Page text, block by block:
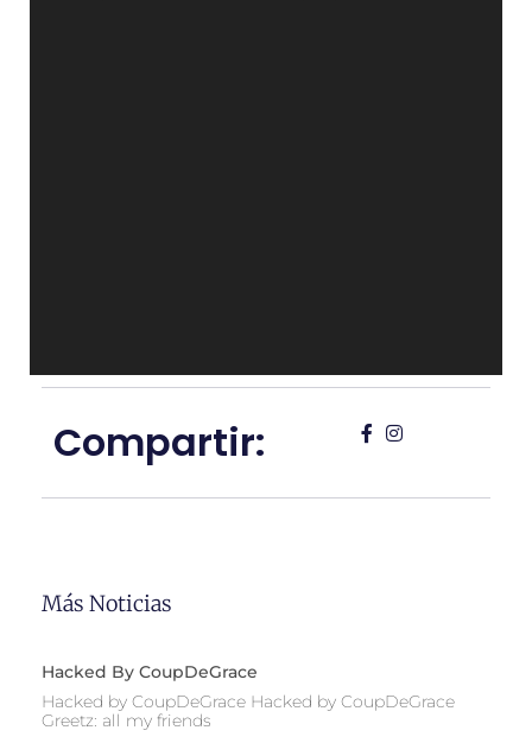
Compartir:
Más Noticias
Hacked By CoupDeGrace
Hacked by CoupDeGrace Hacked by CoupDeGrace
Greetz: all my friends